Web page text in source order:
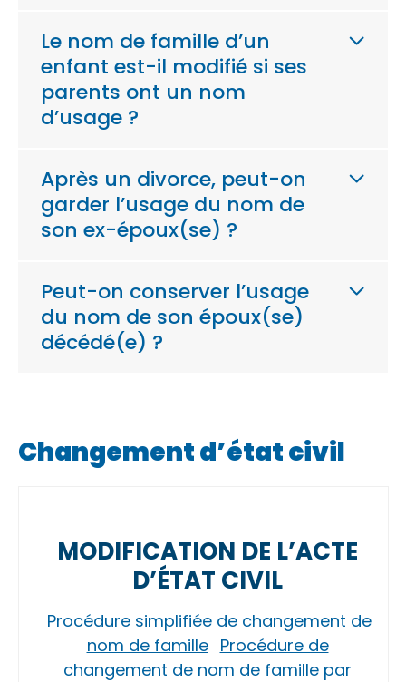
Le nom de famille d’un
enfant est-il modifié si ses
parents ont un nom
d’usage ?
Après un divorce, peut-on
garder l’usage du nom de
son ex-époux(se) ?
Peut-on conserver l’usage
du nom de son époux(se)
décédé(e) ?
Changement d’état civil
MODIFICATION DE L’ACTE
D’ÉTAT CIVIL
Procédure simplifiée de changement de
nom de famille Procédure de
changement de nom de famille par